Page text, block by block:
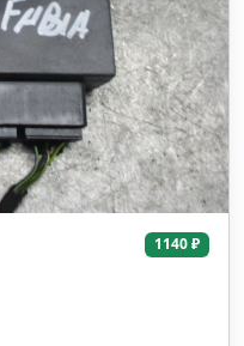
1140 ₽